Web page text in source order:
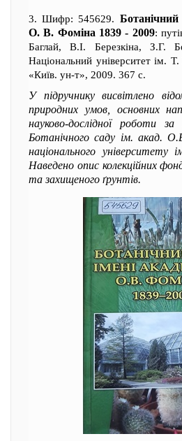
3. Шифр: 545629. Ботанічний
О. В. Фоміна 1839 - 2009:
Баглай, В.І. Березкіна, З.Г.
Національний університет ім.
«Київ. ун-т», 2009. 367 с.
У підручнику висвітлено
природних умов, основних
науково-дослідної роботи за
Ботанічного саду ім. акад.
національного університету
Наведено опис колекційних
та захищеного ґрунтів.